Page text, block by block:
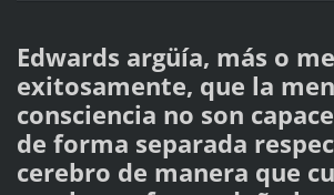
Edwards argüía, más o
exitosamente, que la
consciencia no son
de forma separada
cerebro de manera que